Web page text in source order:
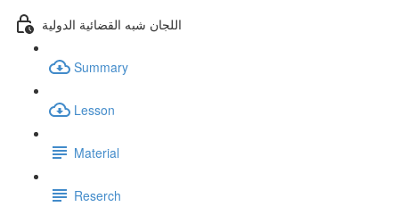
اللجان شبه القضائية الدولية
Summary
Lesson
Material
Reserch